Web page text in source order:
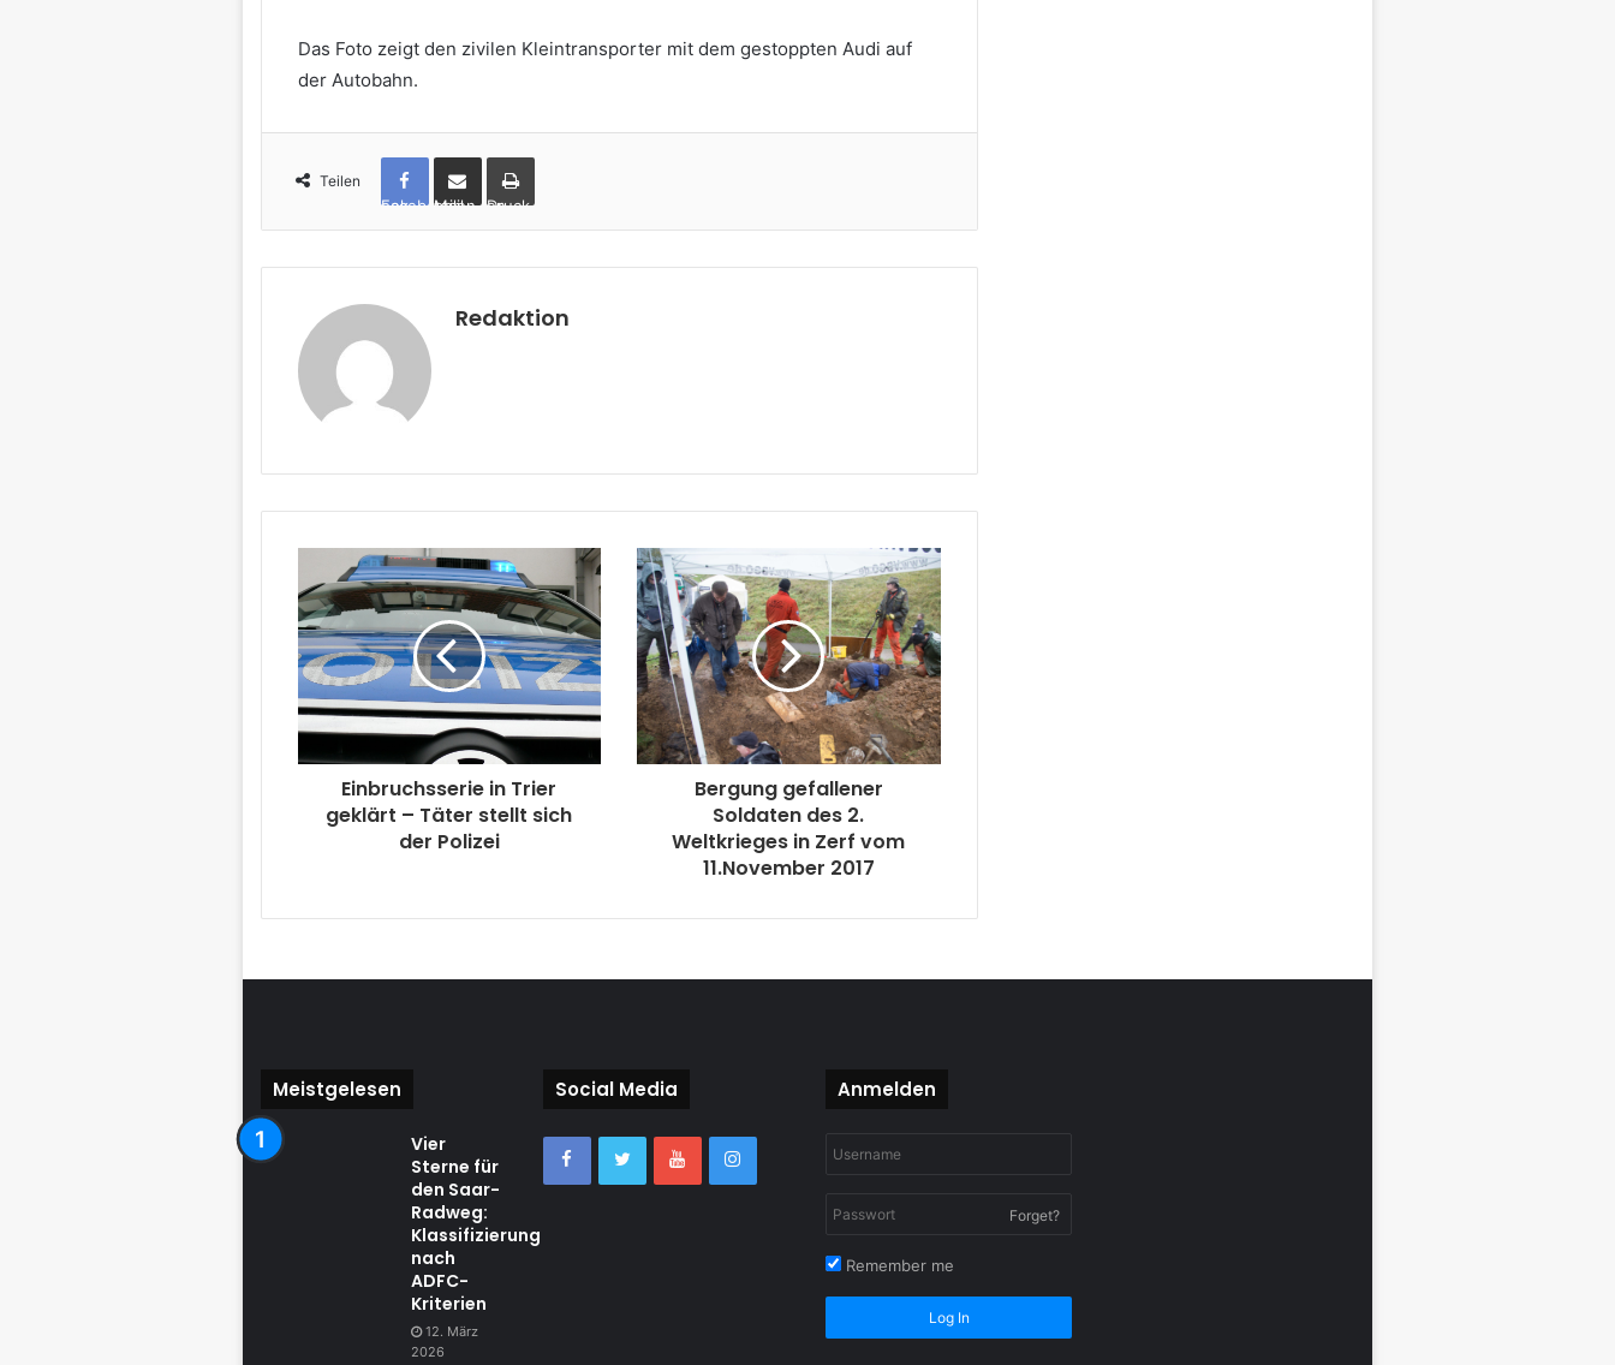
Das Foto zeigt den zivilen Kleintransporter mit dem gestoppten Audi auf
der Autobahn.
Teilen
Facebook per Mail teilen Drucken
Redaktion
Einbruchsserie in Trier
geklärt – Täter stellt sich
der Polizei
Bergung gefallener
Soldaten des 2.
Weltkrieges in Zerf vom
11.November 2017
Meistgelesen
Vier
Sterne für
den Saar-
Radweg:
Klassifizierung
nach
ADFC-
Kriterien
12. März
2026
Social Media Anmelden
Forget?
Remember me
Log In